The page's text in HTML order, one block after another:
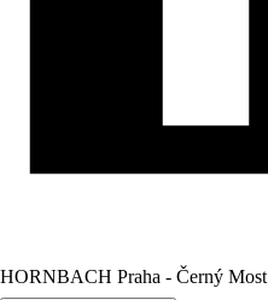
HORNBACH Praha - Černý Most